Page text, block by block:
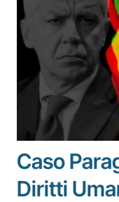
Caso
Diritti